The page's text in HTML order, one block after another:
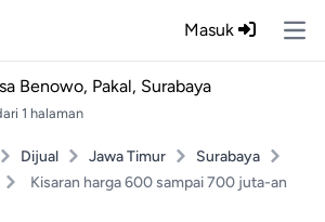
Masuk
Benowo, Pakal, Surabaya
1 halaman
Dijual Jawa Timur
Surabaya
Kisaran harga 600 sampai 700 juta-an